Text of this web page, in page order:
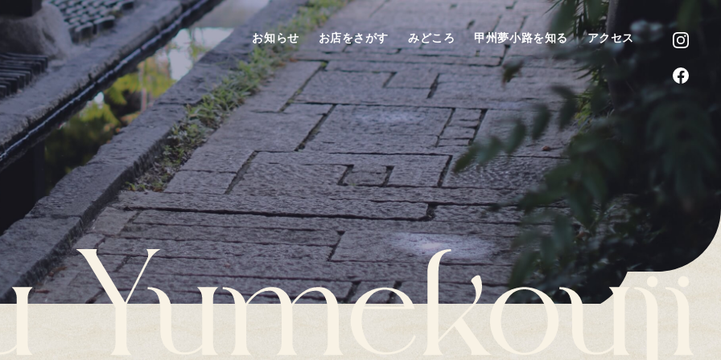
お知らせ お店をさがす みどころ 甲州夢小路を知る アクセス